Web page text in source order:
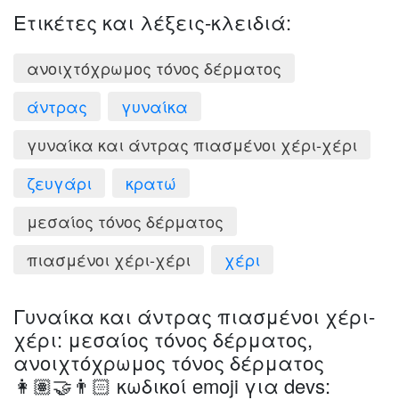
Ετικέτες και λέξεις-κλειδιά:
ανοιχτόχρωμος τόνος δέρματος
άντρας
γυναίκα
γυναίκα και άντρας πιασμένοι χέρι-χέρι
ζευγάρι
κρατώ
μεσαίος τόνος δέρματος
πιασμένοι χέρι-χέρι
χέρι
Γυναίκα και άντρας πιασμένοι χέρι-
χέρι: μεσαίος τόνος δέρματος,
ανοιχτόχρωμος τόνος δέρματος
👩🏽‍🤝‍👨🏻 κωδικοί emoji για devs: